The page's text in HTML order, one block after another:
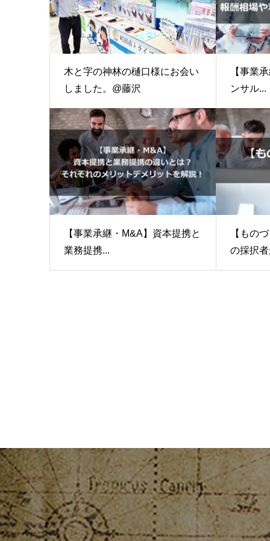
木と字の神林の樋口様にお会い
しました。@藤沢
【事業
ンサル...
【事業承継・M&A】資本提携と
業務提携...
【もの
の採択